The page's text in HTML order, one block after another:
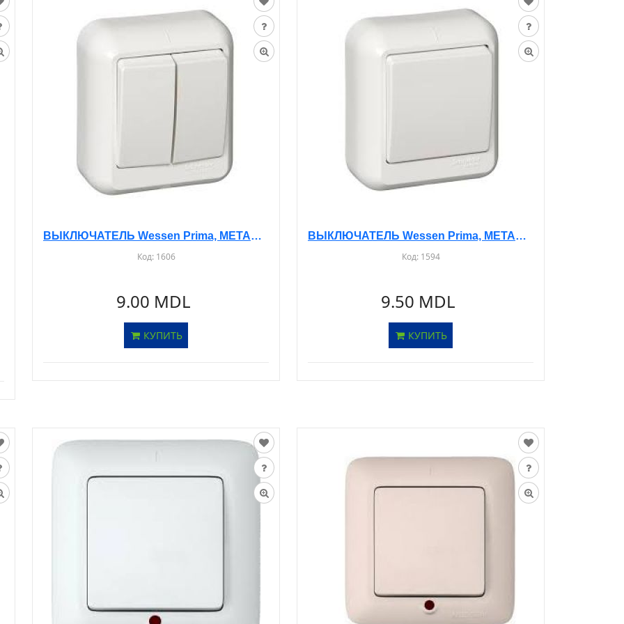
ВЫКЛЮЧАТЕЛЬ Wessen Prima, МЕТАЛЛИЧЕСКАЯ ОПОРА, О/У, 2-КЛ. БЕЛЫЙ, A56-029M
Код: 1606
9.00 MDL
КУПИТЬ
ВЫКЛЮЧАТЕЛЬ Wessen Prima, МЕТАЛИЧЕСКАЯ ПЛАСТИНА, О/У, 1-КЛ. БЕЛЫЙ, A16-051M
Код: 1594
9.50 MDL
КУПИТЬ